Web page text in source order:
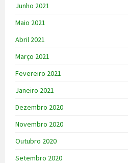
Junho 2021
Maio 2021
Abril 2021
Março 2021
Fevereiro 2021
Janeiro 2021
Dezembro 2020
Novembro 2020
Outubro 2020
Setembro 2020